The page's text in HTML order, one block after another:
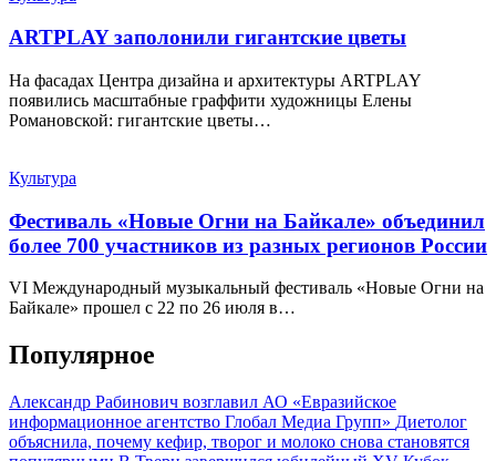
ARTPLAY заполонили гигантские цветы
На фасадах Центра дизайна и архитектуры ARTPLAY
появились масштабные граффити художницы Елены
Романовской: гигантские цветы…
Культура
Фестиваль «Новые Огни на Байкале» объединил
более 700 участников из разных регионов России
VI Международный музыкальный фестиваль «Новые Огни на
Байкале» прошел с 22 по 26 июля в…
Популярное
Александр Рабинович возглавил АО «Евразийское
информационное агентство Глобал Медиа Групп» Диетолог
объяснила, почему кефир, творог и молоко снова становятся